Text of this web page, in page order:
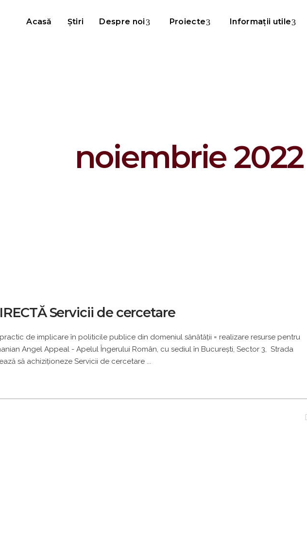
Acasă Știri Despre noi Proiecte Informații utile
noiembrie 2022
Servicii de cercetare
de implicare în politicile publice din domeniul sănătăţii = realizare resurse pentru
Angel Appeal - Apelul Îngerului Român, cu sediul în București, Sector 3, Strada
să achiziționeze Servicii de cercetare